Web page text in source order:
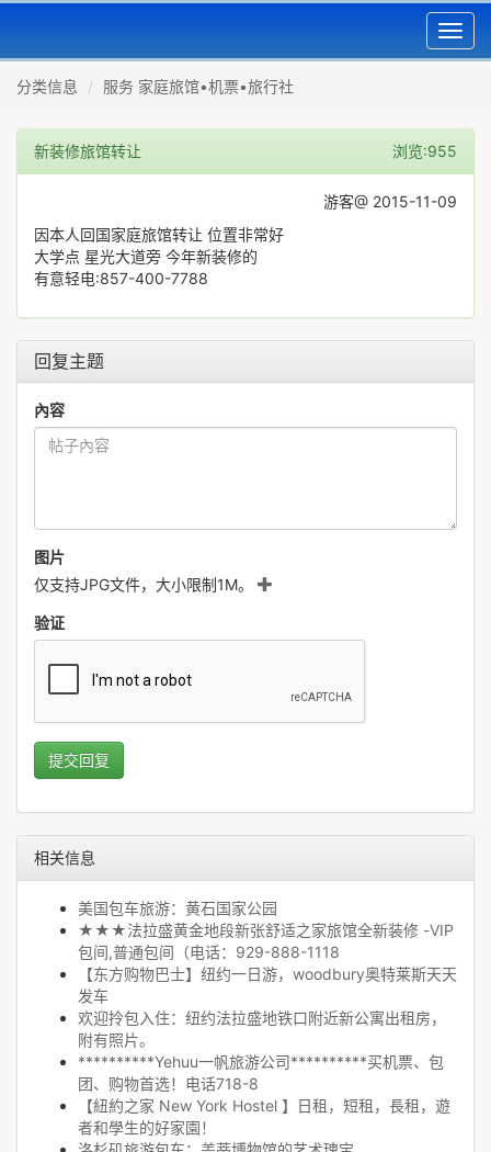
分类信息
服务 家庭旅馆•机票•旅行社
新装修旅馆转让 浏览:955
游客@ 2015-11-09
因本人回国家庭旅馆转让 位置非常好
大学点 星光大道旁 今年新装修的
有意轻电:857-400-7788
回复主题
內容
图片
仅支持JPG文件，大小限制1M。
验证
提交回复
相关信息
美国包车旅游：黄石国家公园
★★★法拉盛黄金地段新张舒适之家旅馆全新装修 -VIP
包间,普通包间（电话：929-888-1118
【东方购物巴士】纽约一日游，woodbury奥特莱斯天天
发车
欢迎拎包入住：纽约法拉盛地铁口附近新公寓出租房，
附有照片。
**********Yehuu一帆旅游公司**********买机票、包
团、购物首选！电话718-8
【紐約之家 New York Hostel 】日租，短租，長租，遊
者和學生的好家園！